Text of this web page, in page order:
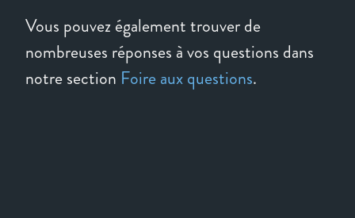
Vous pouvez également trouver de
nombreuses réponses à vos questions dans
notre section Foire aux questions.